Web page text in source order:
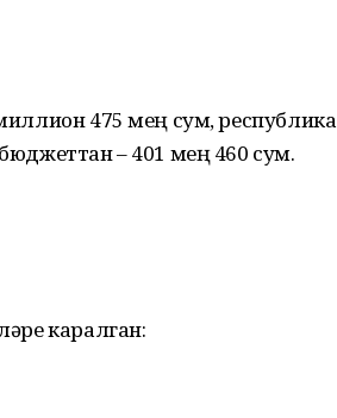
475 мең сум, республика
– 401 мең 460 сум.
каралган: